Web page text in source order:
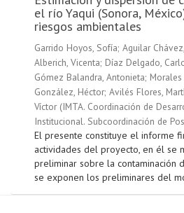
el río Yaqui (Sonora,
riesgos ambientales
Garrido Hoyos, Sofía; Aguilar
Alberich, Vicenta; Díaz Delgado,
Gómez Balandra, Antonieta; Morales
González, Héctor; Avilés Flores,
Víctor (IMTA. Coordinación de
Institucional. Subcoordinación de
El presente constituye el informe
actividades del proyecto, en él se
preliminar sobre la contaminación
se exponen los preliminares del